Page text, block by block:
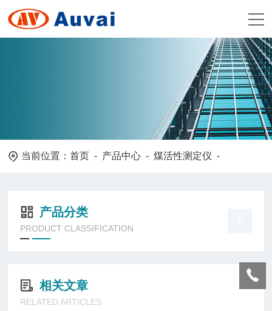
当前位置：首页 - 产品中心 -煤活性测定仪 -
产品分类
PRODUCT CLASSIFICATION
相关文章
RELATED ARTICLES